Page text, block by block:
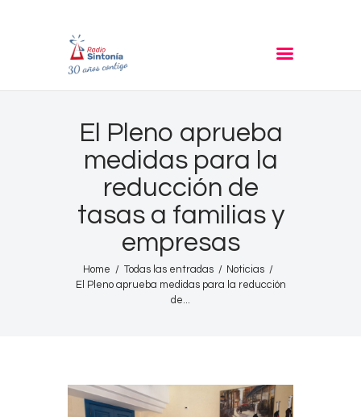
El Pleno aprueba
medidas para la
reducción de
tasas a familias y
empresas
Home Todas las entradas
Noticias
El Pleno aprueba medidas para la reducción
de...
RADIO SINTONIA
Informativos
Entrevistas
Noticias
Podcast
PROGRAMACIÓN
Nuestra Historia